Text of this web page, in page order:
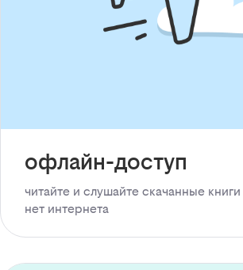
офлайн-доступ
читайте и слушайте скачанные
нет интернета